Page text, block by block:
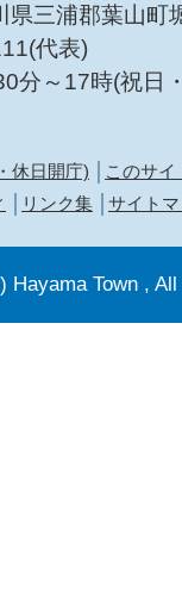
県三浦郡葉山町
代表)
分～17時(祝日
休日開庁)
このサイ
リンク集 サイト
Hayama Town ,